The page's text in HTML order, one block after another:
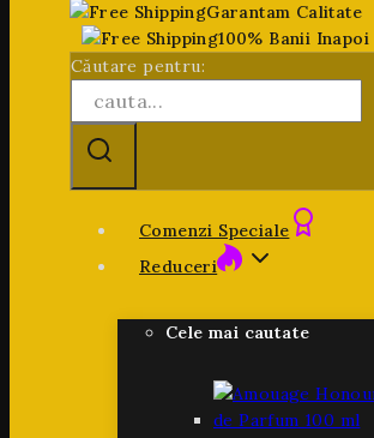
Garantam Calitate
100% Banii Inapoi
Căutare pentru:
Comenzi Speciale
Reduceri
Cele mai cautate